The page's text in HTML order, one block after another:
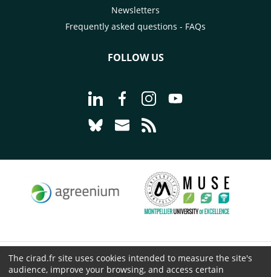
Newsletters
Frequently asked questions - FAQs
FOLLOW US
Go to page Follow us on LinkedIn -
Go to page Follow us on
Go to page Follow us on
Go to page Follow
Go to page Follow us on Bluesky -
Go to page Contact us - CIRAD
© CIRAD 2026
The cirad.fr site uses cookies intended to measure the site's
audience, improve your browsing, and access certain